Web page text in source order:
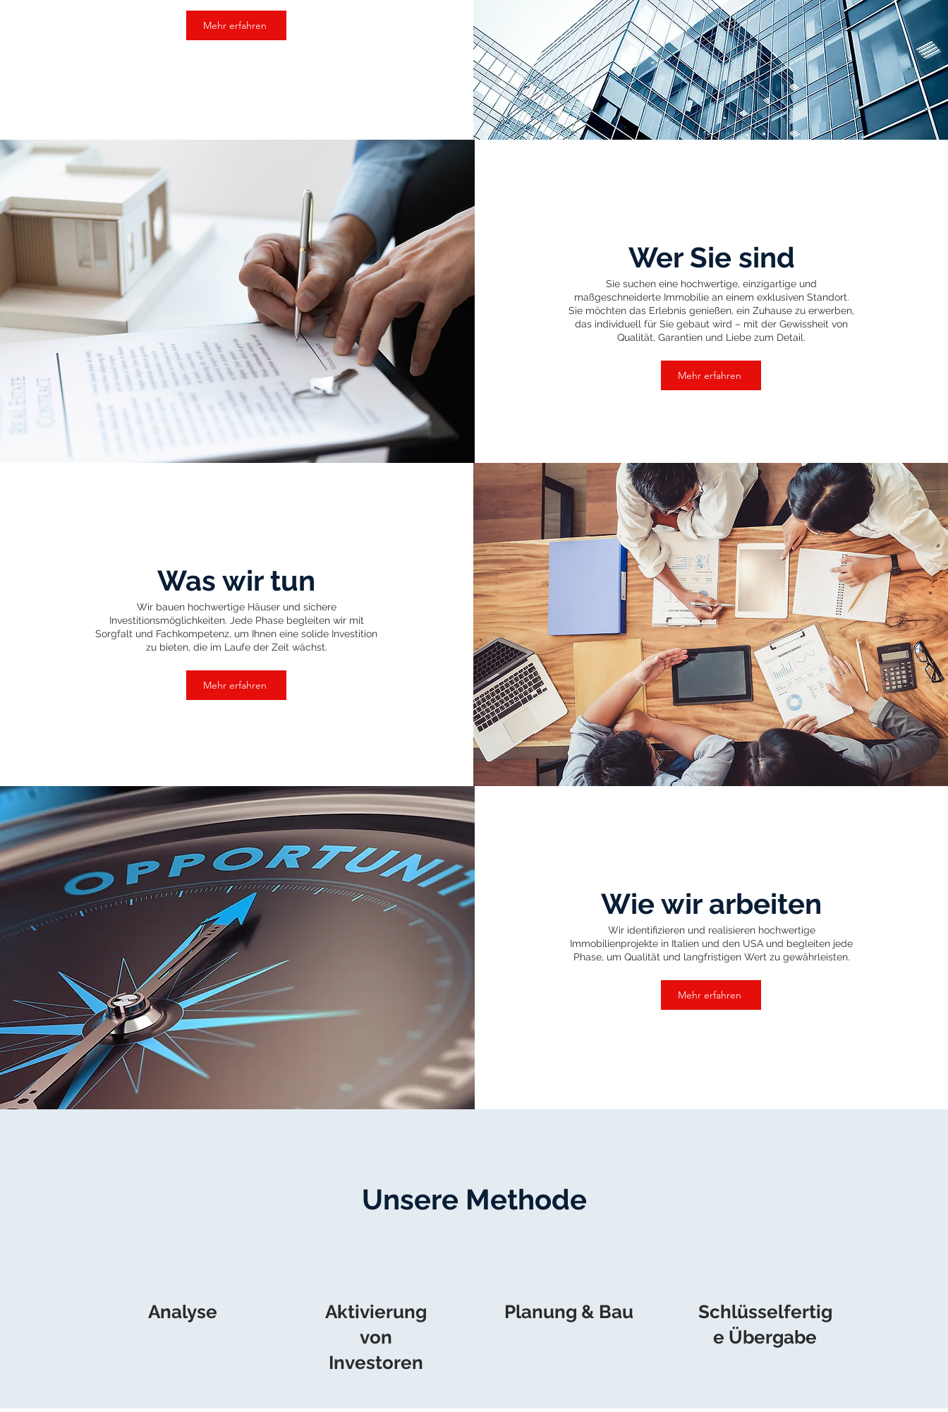
Mehr erfahren
Wer Sie sind
Sie suchen eine hochwertige, einzigartige und
maßgeschneiderte Immobilie an einem exklusiven Standort.
Sie möchten das Erlebnis genießen, ein Zuhause zu erwerben,
das individuell für Sie gebaut wird – mit der Gewissheit von
Qualität, Garantien und Liebe zum Detail.
Mehr erfahren
Was wir tun
Wir bauen hochwertige Häuser und sichere
Investitionsmöglichkeiten. Jede Phase begleiten wir mit
Sorgfalt und Fachkompetenz, um Ihnen eine solide Investition
zu bieten, die im Laufe der Zeit wächst.
Mehr erfahren
Wie wir arbeiten
Wir identifizieren und realisieren hochwertige
Immobilienprojekte in Italien und den USA und begleiten jede
Phase, um Qualität und langfristigen Wert zu gewährleisten.
Mehr erfahren
Unsere Methode
Analyse
Aktivierung
von
Investoren
Planung & Bau
Schlüsselfertig
e Übergabe